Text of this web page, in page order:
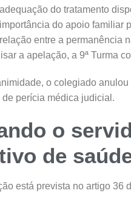
do tratamento
do apoio familiar
entre a permanência
a apelação, a 9ª Turma
o colegiado
de perícia médica judicial.
o
de
está prevista no artigo 36